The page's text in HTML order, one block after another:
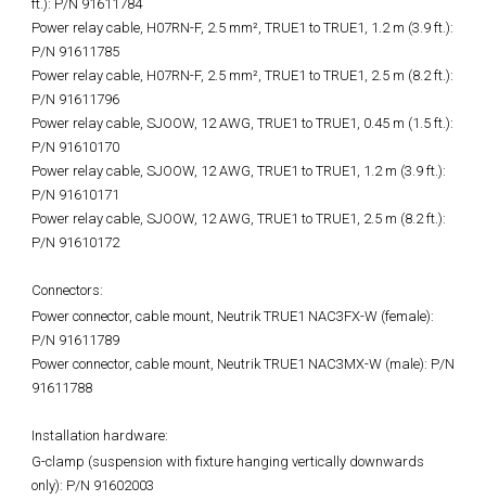
ft.): P/N 91611784
Power relay cable, H07RN-F, 2.5 mm², TRUE1 to TRUE1, 1.2 m (3.9 ft.):
P/N 91611785
Power relay cable, H07RN-F, 2.5 mm², TRUE1 to TRUE1, 2.5 m (8.2 ft.):
P/N 91611796
Power relay cable, SJOOW, 12 AWG, TRUE1 to TRUE1, 0.45 m (1.5 ft.):
P/N 91610170
Power relay cable, SJOOW, 12 AWG, TRUE1 to TRUE1, 1.2 m (3.9 ft.):
P/N 91610171
Power relay cable, SJOOW, 12 AWG, TRUE1 to TRUE1, 2.5 m (8.2 ft.):
P/N 91610172
Connectors:
Power connector, cable mount, Neutrik TRUE1 NAC3FX-W (female):
P/N 91611789
Power connector, cable mount, Neutrik TRUE1 NAC3MX-W (male): P/N
91611788
Installation hardware:
G-clamp (suspension with fixture hanging vertically downwards
only): P/N 91602003